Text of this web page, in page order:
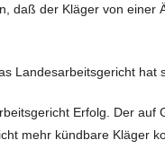
daß der Kläger von einer
Landesarbeitsgericht hat
Erfolg. Der auf
mehr kündbare Kläger